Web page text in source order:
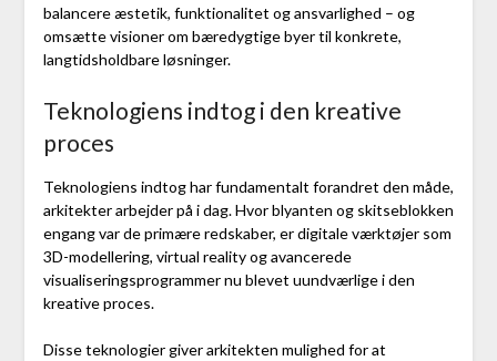
balancere æstetik, funktionalitet og ansvarlighed – og
omsætte visioner om bæredygtige byer til konkrete,
langtidsholdbare løsninger.
Teknologiens indtog i den kreative
proces
Teknologiens indtog har fundamentalt forandret den måde,
arkitekter arbejder på i dag. Hvor blyanten og skitseblokken
engang var de primære redskaber, er digitale værktøjer som
3D-modellering, virtual reality og avancerede
visualiseringsprogrammer nu blevet uundværlige i den
kreative proces.
Disse teknologier giver arkitekten mulighed for at